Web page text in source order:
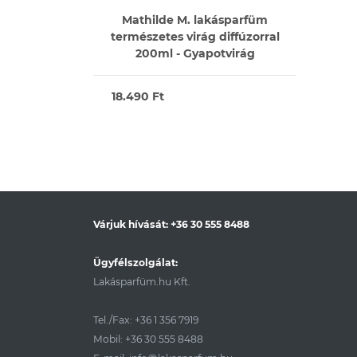
Mathilde M. lakásparfüm
természetes virág diffúzorral
200ml - Gyapotvirág
18.490 Ft
Várjuk hívását: +36 30 555 8488
Ügyfélszolgálat:
Lakásparfüm.hu Kft.
Tel./Fax: +36 1 356 7919
Mobil: +36 30 555 8488